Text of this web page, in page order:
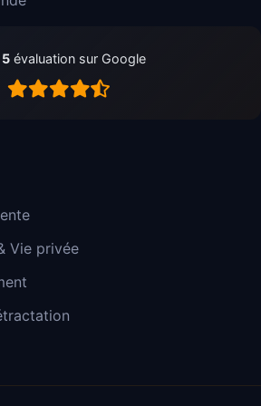
évaluation sur Google
Vie privée